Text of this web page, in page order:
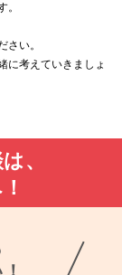
。
さい。
に考えていきましょ
、